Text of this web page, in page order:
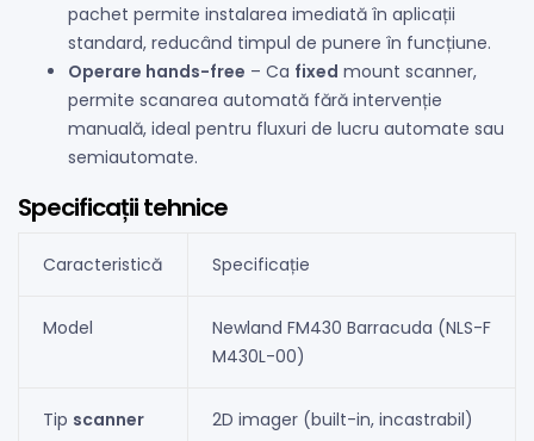
pachet permite instalarea imediată în aplicații
standard, reducând timpul de punere în funcțiune.
Operare hands-free – Ca fixed mount scanner,
permite scanarea automată fără intervenție
manuală, ideal pentru fluxuri de lucru automate sau
semiautomate.
Specificații tehnice
Caracteristică Specificație
Model
Newland FM430 Barracuda (NLS-F
M430L-00)
Tip scanner 2D imager (built-in, incastrabil)